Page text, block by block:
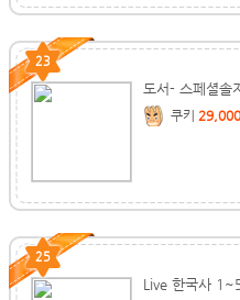
23
도서- 스페셜솔
쿠키 29,000
25
Live 한국사